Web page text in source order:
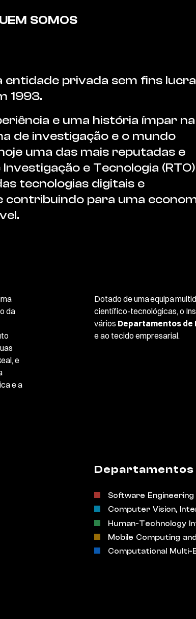
SOMOS
entidade privada sem fins
1993.
e uma história ímpar na
de investigação e o mundo
uma das mais reputadas e
e Tecnologia
tecnologias digitais e
contribuindo para uma
da
e
e a
Dotado de uma equipa
científico-tecnológicas, o
vários Departamentos de
e ao tecido empresarial.
Departamentos
Software
Computer Vision,
Human-Technology
Mobile Computing
Computational Multi-